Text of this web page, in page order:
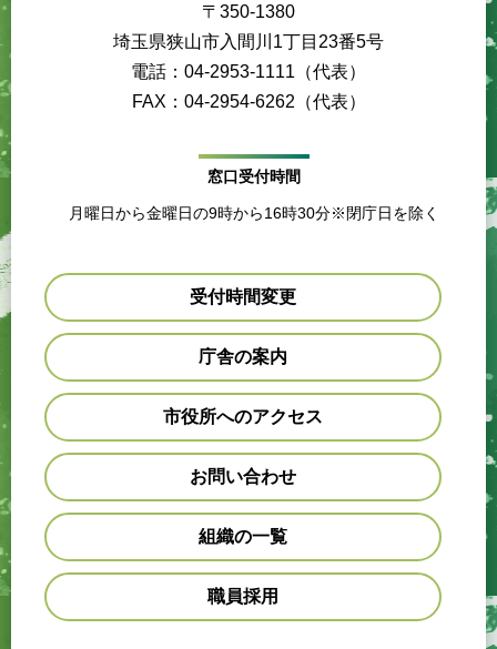
〒350-1380
埼玉県狭山市入間川1丁目23番5号
電話：04-2953-1111（代表）
FAX：04-2954-6262（代表）
窓口受付時間
月曜日から金曜日の9時から16時30分※閉庁日を除く
受付時間変更
庁舎の案内
市役所へのアクセス
お問い合わせ
組織の一覧
職員採用